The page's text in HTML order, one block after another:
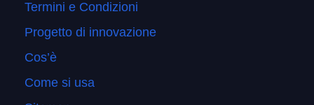
Termini e Condizioni
Progetto di innovazione
Cos’è
Come si usa